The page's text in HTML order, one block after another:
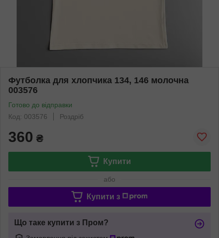
Футболка для хлопчика 134, 146 молочна
003576
Готово до відправки
Код: 003576
Роздріб
360 ₴
Купити
або
Купити з
Що таке купити з Пром?